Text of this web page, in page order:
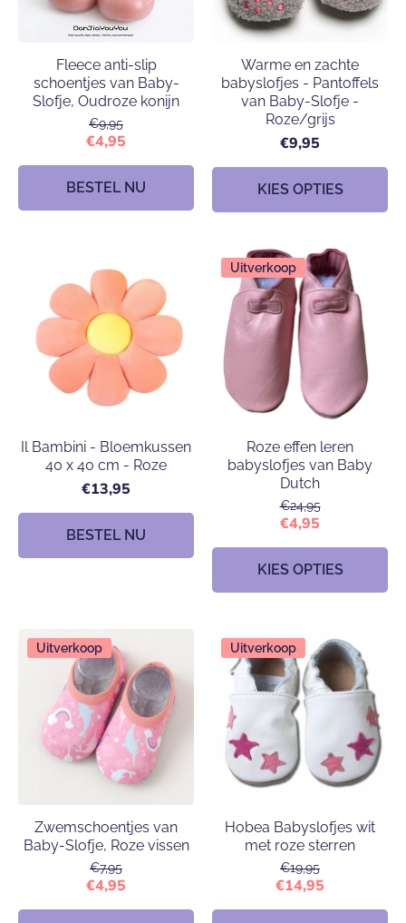
Fleece anti-slip
schoentjes van Baby-
Slofje, Oudroze konijn
€9,95
€4,95
BESTEL NU
Warme en zachte
babyslofjes - Pantoffels
van Baby-Slofje -
Roze/grijs
€9,95
KIES OPTIES
Il Bambini - Bloemkussen
40 x 40 cm - Roze
€13,95
BESTEL NU
Uitverkoop
Roze effen leren
babyslofjes van Baby
Dutch
€24,95
€4,95
KIES OPTIES
Uitverkoop
Zwemschoentjes van
Baby-Slofje, Roze vissen
€7,95
€4,95
Uitverkoop
Hobea Babyslofjes wit
met roze sterren
€19,95
€14,95